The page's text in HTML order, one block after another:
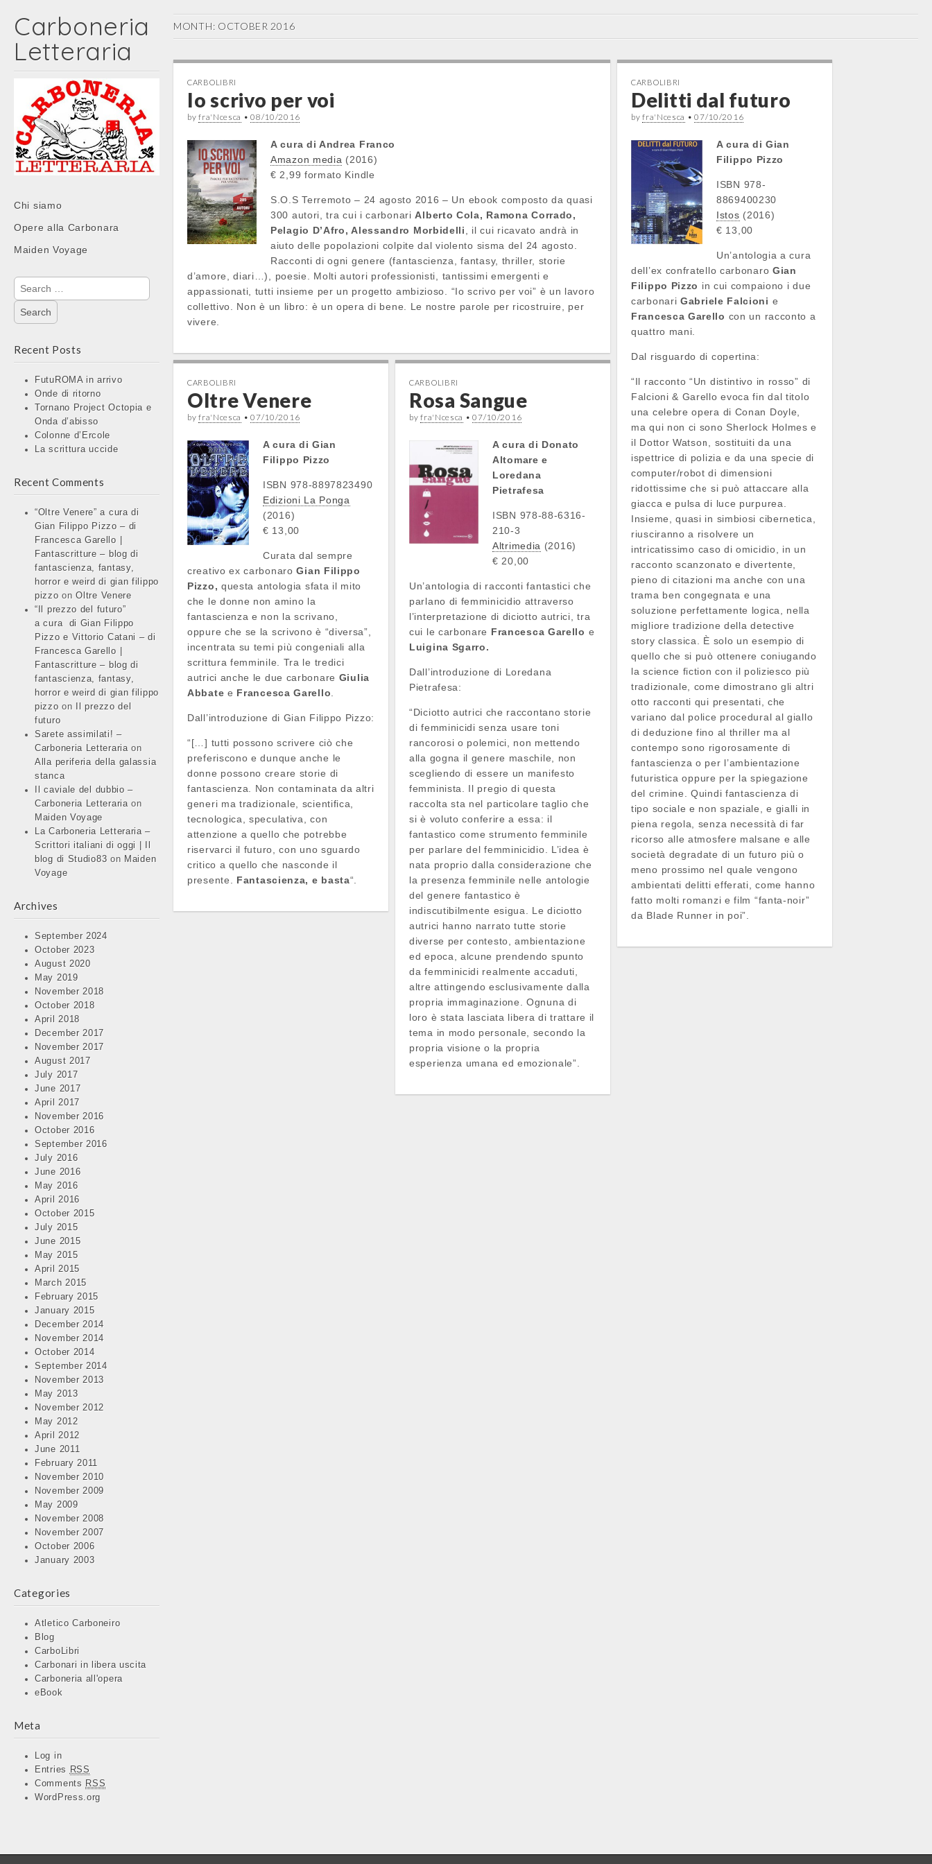
Carboneria
Letteraria
Main
menu
Skip
content
Chi siamo
Opere alla Carbonara
Maiden Voyage
Search
for:
Recent Posts
FutuROMA in arrivo
Onde di ritorno
Tornano Project Octopia e
Onda d’abisso
Colonne d’Ercole
La scrittura uccide
Recent Comments
“Oltre Venere” a cura di
Gian Filippo Pizzo – di
Francesca Garello |
Fantascritture – blog di
fantascienza, fantasy,
horror e weird di gian filippo
pizzo onOltre Venere
“Il prezzo del futuro”
a cura di Gian Filippo
Pizzo e Vittorio Catani – di
Francesca Garello |
Fantascritture – blog di
fantascienza, fantasy,
horror e weird di gian filippo
pizzo on
Il prezzo del
futuro
Sarete assimilati! –
Carboneria Letterariaon
Alla periferia della galassia
stanca
Il caviale del dubbio –
Carboneria Letterariaon
Maiden Voyage
La Carboneria Letteraria –
Scrittori italiani di oggi | Il
blog di Studio83 on Maiden
Voyage
Archives
September 2024
October 2023
August 2020
May 2019
November 2018
October 2018
April 2018
December 2017
November 2017
August 2017
July 2017
June 2017
April 2017
November 2016
October 2016
September 2016
July 2016
June 2016
May 2016
April 2016
October 2015
July 2015
June 2015
May 2015
April 2015
March 2015
February 2015
January 2015
December 2014
November 2014
October 2014
September 2014
November 2013
May 2013
November 2012
May 2012
April 2012
June 2011
February 2011
November 2010
November 2009
May 2009
November 2008
November 2007
October 2006
January 2003
Categories
Atletico Carboneiro
Blog
CarboLibri
Carbonari in libera uscita
Carboneria all'opera
eBook
Meta
Log in
Entries
RSS
Comments RSS
WordPress.org
MONTH: OCTOBER 2016
CARBOLIBRI
Io scrivo per voi
byfra'Ncesca •08/10/2016
A cura di Andrea Franco
Amazon media (2016)
€ 2,99 formato Kindle
S.O.S Terremoto – 24 agosto 2016 – Un ebook composto da quasi
300 autori, tra cui i carbonari Alberto Cola, Ramona Corrado,
Pelagio D’Afro, Alessandro Morbidelli
, il cui ricavato andrà in
aiuto delle popolazioni colpite dal violento sisma del 24 agosto.
Racconti di ogni genere (fantascienza, fantasy, thriller, storie
d’amore, diari…), poesie. Molti autori professionisti, tantissimi emergenti e
appassionati, tutti insieme per un progetto ambizioso. “Io scrivo per voi” è un lavoro
collettivo. Non è un libro: è un opera di bene. Le nostre parole per ricostruire, per
vivere.
CARBOLIBRI
Delitti dal futuro
byfra'Ncesca •07/10/2016
A cura di Gian
Filippo Pizzo
ISBN 978-
8869400230
Istos (2016)
€ 13,00
Un’antologia a cura
dell’ex confratello carbonaro Gian
Filippo Pizzo in cui compaiono i due
carbonari Gabriele Falcioni e
Francesca Garello con un racconto a
quattro mani.
Dal risguardo di copertina:
“Il racconto “Un distintivo in rosso” di
Falcioni & Garello evoca fin dal titolo
una celebre opera di Conan Doyle,
ma qui non ci sono Sherlock Holmes e
il Dottor Watson, sostituiti da una
ispettrice di polizia e da una specie di
computer/robot di dimensioni
ridottissime che si può attaccare alla
giacca e pulsa di luce purpurea.
Insieme, quasi in simbiosi cibernetica,
riusciranno a risolvere un
intricatissimo caso di omicidio, in un
racconto scanzonato e divertente,
pieno di citazioni ma anche con una
trama ben congegnata e una
soluzione perfettamente logica, nella
migliore tradizione della detective
story classica. È solo un esempio di
quello che si può ottenere coniugando
la science fiction con il poliziesco più
tradizionale, come dimostrano gli altri
otto racconti qui presentati, che
variano dal police procedural al giallo
di deduzione fino al thriller ma al
contempo sono rigorosamente di
fantascienza o per l’ambientazione
futuristica oppure per la spiegazione
del crimine. Quindi fantascienza di
tipo sociale e non spaziale, e gialli in
piena regola, senza necessità di far
ricorso alle atmosfere malsane e alle
società degradate di un futuro più o
meno prossimo nel quale vengono
ambientati delitti efferati, come hanno
fatto molti romanzi e film “fanta-noir”
da Blade Runner in poi”.
CARBOLIBRI
Oltre Venere
byfra'Ncesca •07/10/2016
A cura di Gian
Filippo Pizzo
ISBN 978-8897823490
Edizioni La Ponga
(2016)
€ 13,00
Curata dal sempre
creativo ex carbonaroGian Filippo
Pizzo, questa antologia sfata il mito
che le donne non amino la
fantascienza e non la scrivano,
oppure che se la scrivono è “diversa”,
incentrata su temi più congeniali alla
scrittura femminile. Tra le tredici
autrici anche le due carbonare Giulia
Abbate e Francesca Garello
Dall’introduzione di Gian Filippo Pizzo:
“[…] tutti possono scrivere ciò che
preferiscono e dunque anche le
donne possono creare storie di
fantascienza. Non contaminata da altri
generi ma tradizionale, scientifica,
tecnologica, speculativa, con
attenzione a quello che potrebbe
riservarci il futuro, con uno sguardo
critico a quello che nasconde il
presente. Fantascienza, e basta“.
CARBOLIBRI
Rosa Sangue
byfra'Ncesca •07/10/2016
A cura di Donato
Altomare e
Loredana
Pietrafesa
ISBN 978-88-6316-
210-3
Altrimedia (2016)
€ 20,00
Un’antologia di racconti fantastici che
parlano di femminicidio attraverso
l’interpretazione di diciotto autrici, tra
cui le carbonare Francesca Garello e
Luigina Sgarro.
Dall’introduzione di Loredana
Pietrafesa:
“Diciotto autrici che raccontano storie
di femminicidi senza usare toni
rancorosi o polemici, non mettendo
alla gogna il genere maschile, non
scegliendo di essere un manifesto
femminista. Il pregio di questa
raccolta sta nel particolare taglio che
si è voluto conferire a essa: il
fantastico come strumento femminile
per parlare del femminicidio. L’idea è
nata proprio dalla considerazione che
la presenza femminile nelle antologie
del genere fantastico è
indiscutibilmente esigua. Le diciotto
autrici hanno narrato tutte storie
diverse per contesto, ambientazione
ed epoca, alcune prendendo spunto
da femminicidi realmente accaduti,
altre attingendo esclusivamente dalla
propria immaginazione. Ognuna di
loro è stata lasciata libera di trattare il
tema in modo personale, secondo la
propria visione o la propria
esperienza umana ed emozionale”.